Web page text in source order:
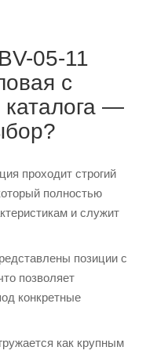
05-11
с
каталога —
проходит строгий
полностью
и служит
позиции с
позволяет
конкретные
как крупным